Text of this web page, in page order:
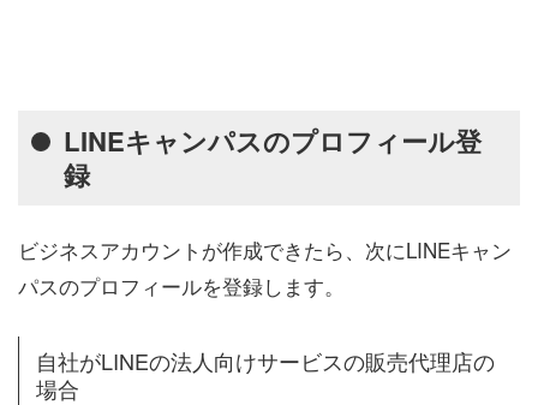
LINEキャンパスのプロフィール登
録
ビジネスアカウントが作成できたら、次にLINEキャン
パスのプロフィールを登録します。
自社がLINEの法人向けサービスの販売代理店の
場合